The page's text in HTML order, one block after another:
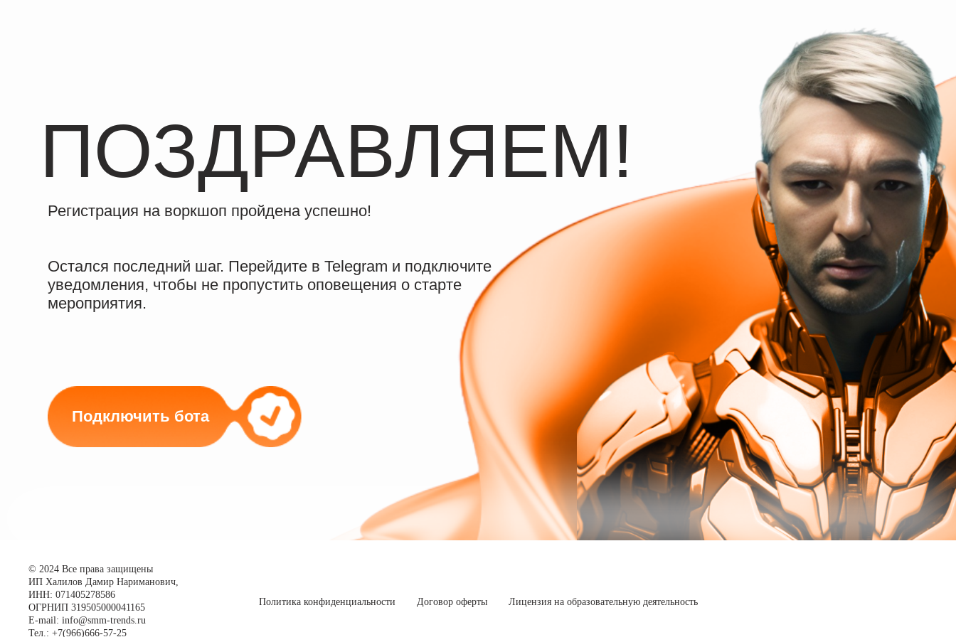
Регистрация на воркшоп пройдена успешно!
мероприятия.
ПОЗДРАВЛЯЕМ!
© 2024 Все права защищены
ИП Халилов Дамир Нариманович,
ИНН: 071405278586
ОГРНИП 319505000041165
E-mail: info@smm-trends.ru
Тел.: +7(966)666-57-25
Политика конфиденциальности Договор оферты Лицензия на образовательную деятельность